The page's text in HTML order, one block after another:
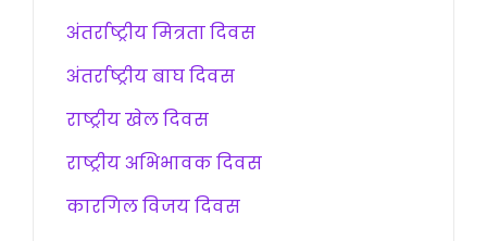
अंतर्राष्ट्रीय मित्रता दिवस
अंतर्राष्ट्रीय बाघ दिवस
राष्ट्रीय खेल दिवस
राष्ट्रीय अभिभावक दिवस
कारगिल विजय दिवस